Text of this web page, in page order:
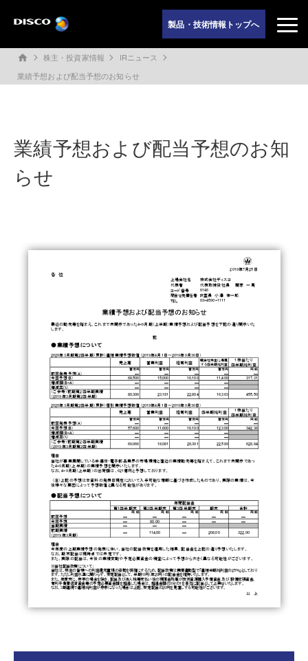
製品・技術情報トップへ
home 株主・投資家情報
IRニュース
業績予想および配当予想のお知らせ
業績予想および配当予想のお知
らせ